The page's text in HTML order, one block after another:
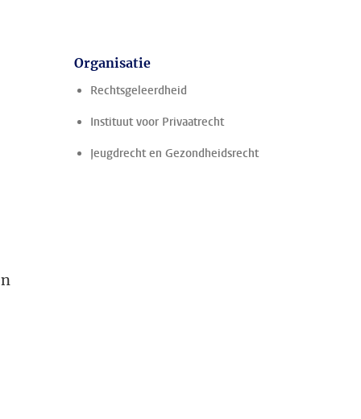
Organisatie
Rechtsgeleerdheid
Instituut voor Privaatrecht
Jeugdrecht en Gezondheidsrecht